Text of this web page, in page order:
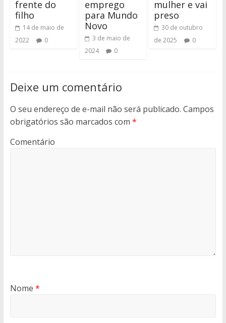
frente do
filho
14 de maio de
2022
0
emprego
para Mundo
Novo
3 de maio de
2024
0
mulher e vai
preso
30 de outubro
de 2025
0
Deixe um comentário
O seu endereço de e-mail não será publicado. Campos
obrigatórios são marcados com *
Comentário
Nome *